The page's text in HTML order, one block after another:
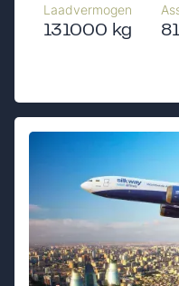
Laadvermogen
131000 kg